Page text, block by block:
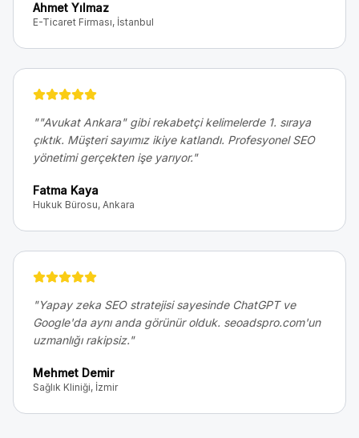
Ahmet Yılmaz
E-Ticaret Firması, İstanbul
""Avukat Ankara" gibi rekabetçi kelimelerde 1. sıraya
çıktık. Müşteri sayımız ikiye katlandı. Profesyonel SEO
yönetimi gerçekten işe yarıyor."
Fatma Kaya
Hukuk Bürosu, Ankara
"Yapay zeka SEO stratejisi sayesinde ChatGPT ve
Google'da aynı anda görünür olduk. seoadspro.com'un
uzmanlığı rakipsiz."
Mehmet Demir
Sağlık Kliniği, İzmir